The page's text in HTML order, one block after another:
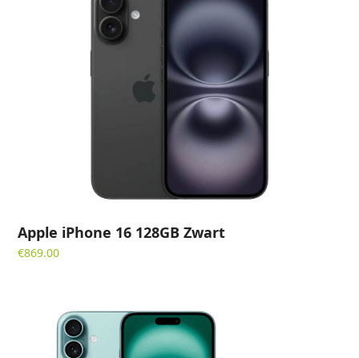
Apple iPhone 16 128GB Zwart
€869.00